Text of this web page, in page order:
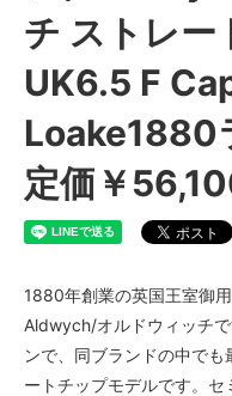
チ ストレー
UK6.5 F
Loake1880
定価￥
1880年創業の英国王室御
Aldwych/オルドウィッチ
ンで、同ブランドの中で
ートチップモデルです。